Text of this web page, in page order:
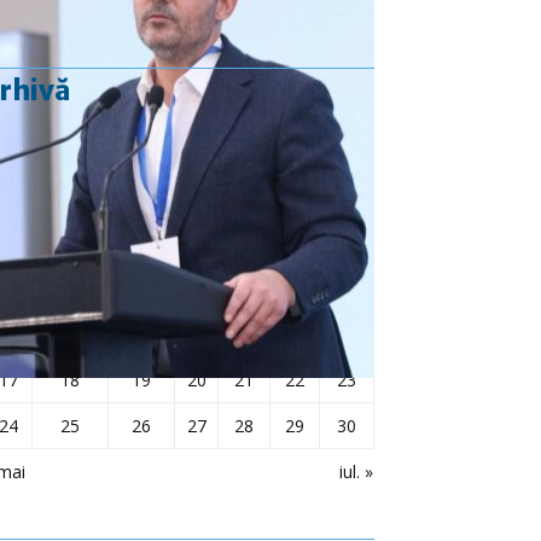
iunie 2024
Ma Mi D
iul. »
1
2
6 7 8
9
14
16
18 19 20 21 22
23
25 26 27 28 29 30